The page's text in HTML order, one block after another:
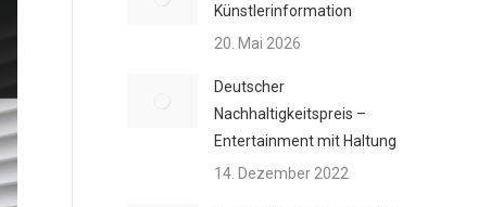
Künstlerinformation
20. Mai 2026
Deutscher
Nachhaltigkeitspreis –
Entertainment mit Haltung
14. Dezember 2022